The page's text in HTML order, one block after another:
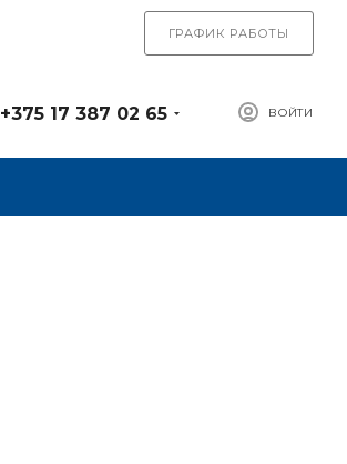
ГРАФИК РАБОТЫ
ВОЙТИ
+375 17 387 02 65